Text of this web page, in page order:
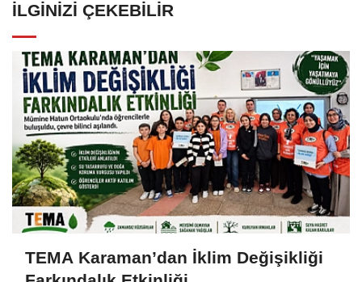
İLGINIZI ÇEKEBILIR
TEMA Karaman’dan İklim Değişikliği